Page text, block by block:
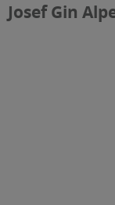
Josef Gin